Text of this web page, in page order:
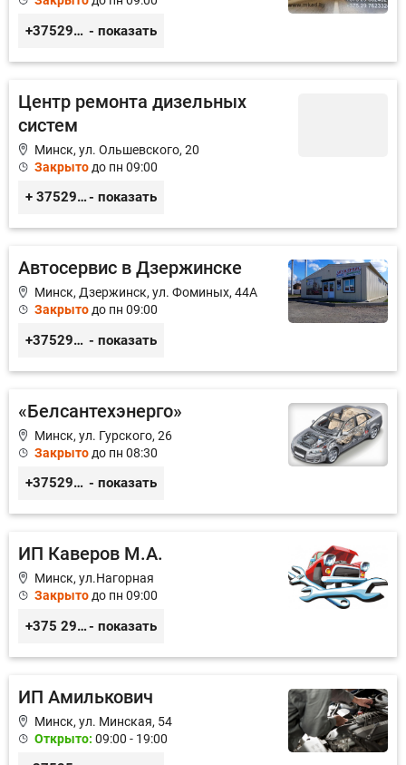
+375296824021 - показать
Центр ремонта дизельных
систем
Минск, ул. Ольшевского, 20
Закрыто до пн 09:00
+ 375296476000- показать
Автосервис в Дзержинске
Минск, Дзержинск, ул. Фоминых, 44А
Закрыто до пн 09:00
+375292222756 - показать
«Белсантехэнерго»
Минск, ул. Гурского, 26
Закрыто до пн 08:30
+375296434622 - показать
ИП Каверов М.А.
Минск, ул.Нагорная
Закрытодо пн 09:00
+375 29 656 49 92- показать
ИП Амилькович
Минск, ул. Минская, 54
Открыто: 09:00 - 19:00